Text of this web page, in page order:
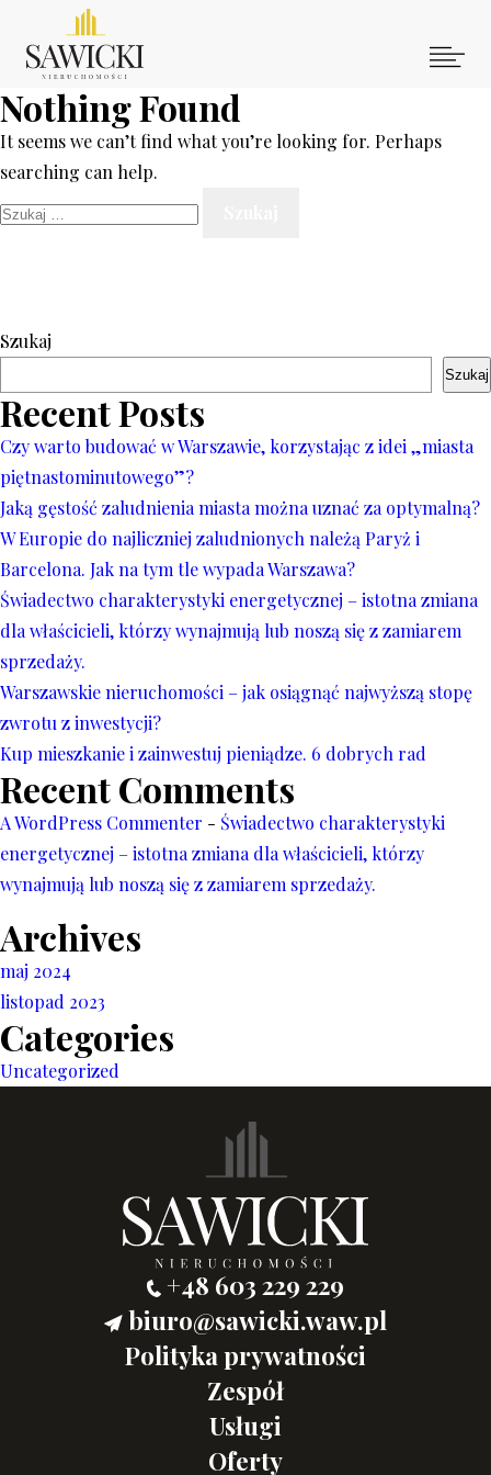
content
Zespół
Usługi
Warto wiedzieć
Nothing Found
It seems we can’t find what you’re looking for. Perhaps
searching can help.
Szukaj:
Szukaj
Szukaj
Recent Posts
Czy warto budować w Warszawie, korzystając z idei „miasta
piętnastominutowego”?
Jaką gęstość zaludnienia miasta można uznać za optymalną?
W Europie do najliczniej zaludnionych należą Paryż i
Barcelona. Jak na tym tle wypada Warszawa?
Świadectwo charakterystyki energetycznej – istotna zmiana
dla właścicieli, którzy wynajmują lub noszą się z zamiarem
sprzedaży.
Warszawskie nieruchomości – jak osiągnąć najwyższą stopę
zwrotu z inwestycji?
Kup mieszkanie i zainwestuj pieniądze. 6 dobrych rad
Recent Comments
A WordPress Commenter - Świadectwo charakterystyki
energetycznej – istotna zmiana dla właścicieli, którzy
wynajmują lub noszą się z zamiarem sprzedaży.
Archives
maj 2024
listopad 2023
Categories
Uncategorized
+48 603 229 229
biuro@sawicki.waw.pl
Polityka prywatności
Zespół
Usługi
Oferty